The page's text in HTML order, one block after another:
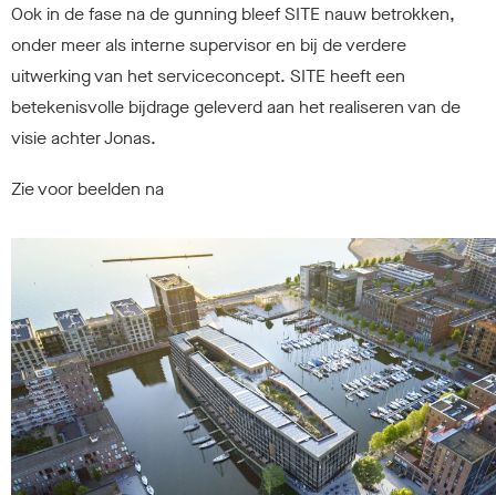
Ook in de fase na de gunning bleef SITE nauw betrokken,
onder meer als interne supervisor en bij de verdere
uitwerking van het serviceconcept. SITE heeft een
betekenisvolle bijdrage geleverd aan het realiseren van de
visie achter Jonas.
Zie voor beelden na